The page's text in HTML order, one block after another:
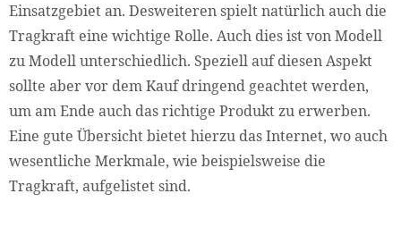
Einsatzgebiet an. Desweiteren spielt natürlich auch die
Tragkraft eine wichtige Rolle. Auch dies ist von Modell
zu Modell unterschiedlich. Speziell auf diesen Aspekt
sollte aber vor dem Kauf dringend geachtet werden,
um am Ende auch das richtige Produkt zu erwerben.
Eine gute Übersicht bietet hierzu das Internet, wo auch
wesentliche Merkmale, wie beispielsweise die
Tragkraft, aufgelistet sind.